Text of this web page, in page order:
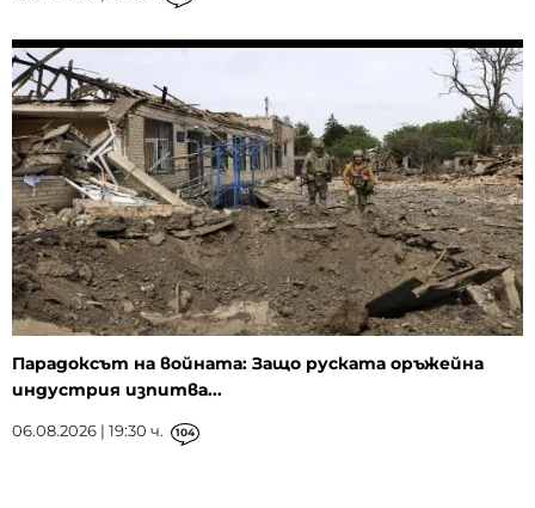
Парадоксът на войната: Защо руската оръжейна
индустрия изпитва...
06.08.2026 | 19:30 ч. 104